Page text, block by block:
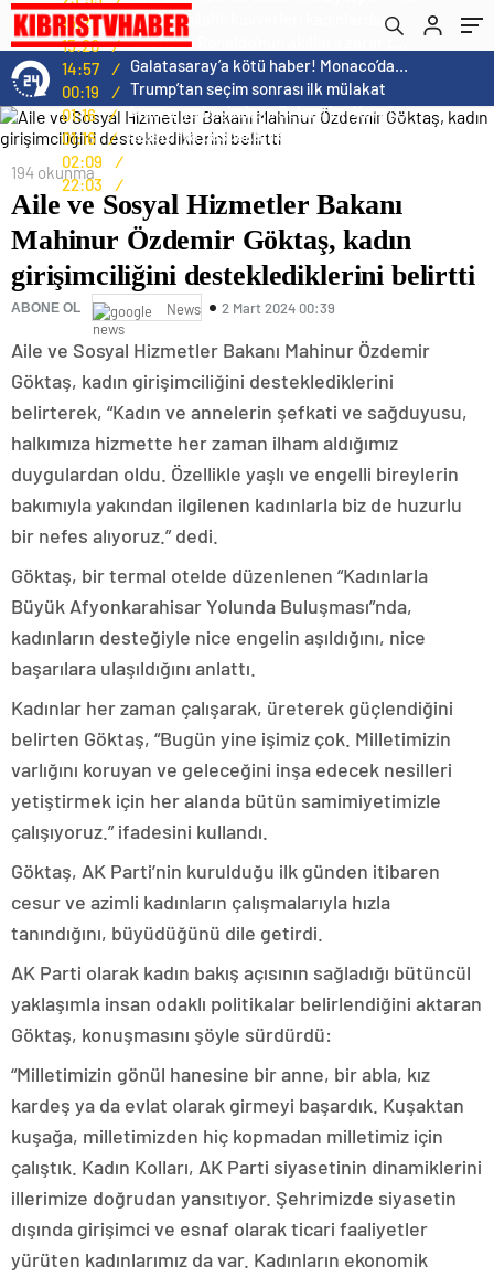
15:21
/
Norweç silahlı kuvvetleri kadınlardan oluşan özel kuvvetler eğitimlerini başlattı.
15:20
/
Cristiano Ronaldo’nun akıllara zarar tüm kariyerinin istatistiğini çıkardık !
14:57
/
Galatasaray’a kötü haber! Monaco’dan flaş Onyekuru kararı.
00:19
/
Trump’tan seçim sonrası ilk mülakat
01:16
/
Avusturya başbakanı Sebastian Kurz ile ilgili bilinmeyenler
01:16
/
02:09
/
22:03
/
desteklediklerini belirtti
194 okunma
Aile ve Sosyal Hizmetler Bakanı
Mahinur Özdemir Göktaş, kadın
girişimciliğini desteklediklerini belirtti
ABONE OL News 2 Mart 2024 00:39
Aile ve Sosyal Hizmetler Bakanı Mahinur Özdemir
Göktaş, kadın girişimciliğini desteklediklerini
belirterek, “Kadın ve annelerin şefkati ve sağduyusu,
halkımıza hizmette her zaman ilham aldığımız
duygulardan oldu. Özellikle yaşlı ve engelli bireylerin
bakımıyla yakından ilgilenen kadınlarla biz de huzurlu
bir nefes alıyoruz.” dedi.
Göktaş, bir termal otelde düzenlenen “Kadınlarla
Büyük Afyonkarahisar Yolunda Buluşması”nda,
kadınların desteğiyle nice engelin aşıldığını, nice
başarılara ulaşıldığını anlattı.
Kadınlar her zaman çalışarak, üreterek güçlendiğini
belirten Göktaş, “Bugün yine işimiz çok. Milletimizin
varlığını koruyan ve geleceğini inşa edecek nesilleri
yetiştirmek için her alanda bütün samimiyetimizle
çalışıyoruz.” ifadesini kullandı.
Göktaş, AK Parti’nin kurulduğu ilk günden itibaren
cesur ve azimli kadınların çalışmalarıyla hızla
tanındığını, büyüdüğünü dile getirdi.
AK Parti olarak kadın bakış açısının sağladığı bütüncül
yaklaşımla insan odaklı politikalar belirlendiğini aktaran
Göktaş, konuşmasını şöyle sürdürdü:
“Milletimizin gönül hanesine bir anne, bir abla, kız
kardeş ya da evlat olarak girmeyi başardık. Kuşaktan
kuşağa, milletimizden hiç kopmadan milletimiz için
çalıştık. Kadın Kolları, AK Parti siyasetinin dinamiklerini
illerimize doğrudan yansıtıyor. Şehrimizde siyasetin
dışında girişimci ve esnaf olarak ticari faaliyetler
yürüten kadınlarımız da var. Kadınların ekonomik